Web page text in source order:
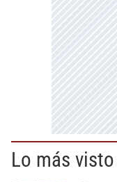
Lo más visto